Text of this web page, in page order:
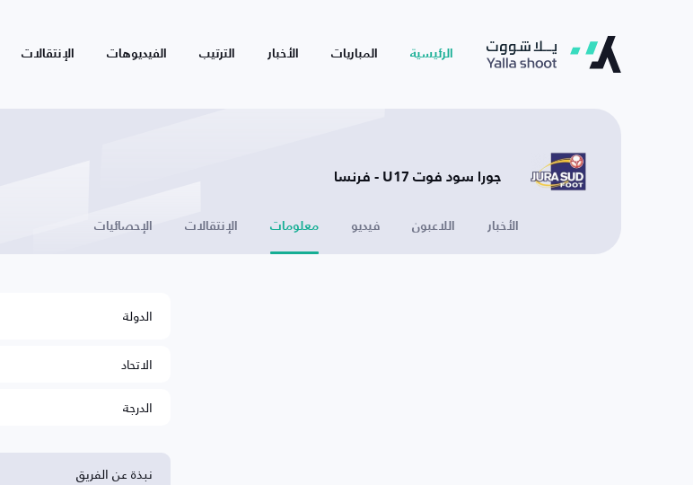
الرئيسية المباريات الأخبار الترتيب الفيديوهات الإنتقالات
جورا سود فوت U17 - فرنسا
الأخبار اللاعبون فيديو معلومات الإنتقالات الإحصائيات
الدولة
الاتحاد
الدرجة
نبذة عن الفريق